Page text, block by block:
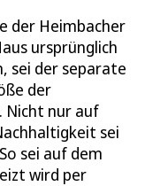
der Heimbacher
ursprünglich
sei der separate
der
Nicht nur auf
sei
sei auf dem
wird per